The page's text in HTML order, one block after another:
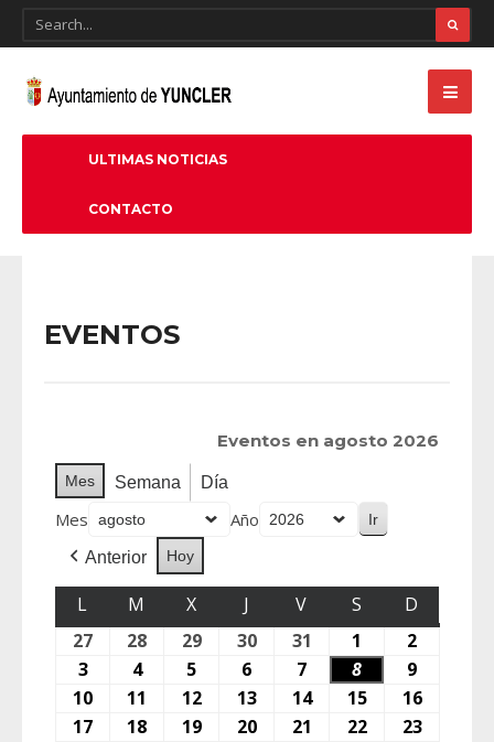
ULTIMAS NOTICIAS
CONTACTO
EVENTOS
Eventos en agosto 2026
Mes Semana Día
Mes Año
Anterior Hoy
L M X J V S
D
27
28 29 30 31 1
2
3
4 5 6 7 8
9
10
11 12 13 14 15
16
17
18 19 20 21 22
23